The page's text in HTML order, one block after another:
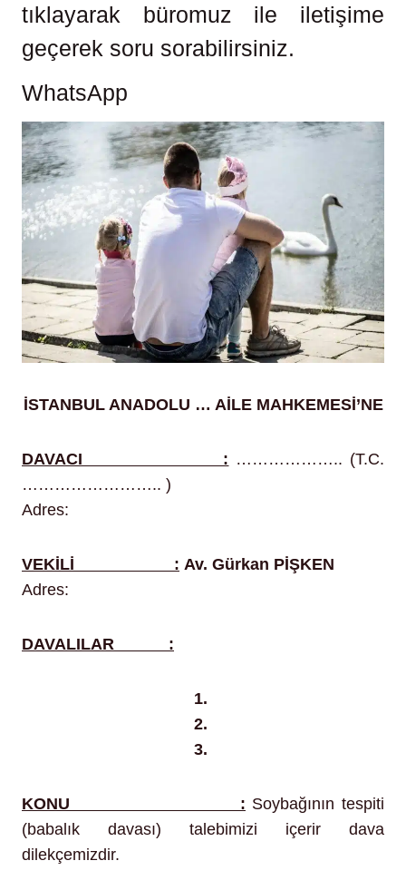
tıklayarak büromuz ile iletişime
geçerek soru sorabilirsiniz.
WhatsApp
İSTANBUL ANADOLU … AİLE MAHKEMESİ’NE
DAVACI : ……………….. (T.C.
…………………….. )
Adres:
VEKİLİ : Av. Gürkan PİŞKEN
Adres:
DAVALILAR :
1.
2.
3.
KONU : Soybağının tespiti
(babalık davası) talebimizi içerir dava
dilekçemizdir.